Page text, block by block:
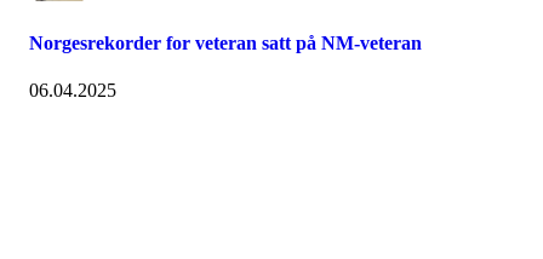
Norgesrekorder for veteran satt på NM-veteran
06.04.2025